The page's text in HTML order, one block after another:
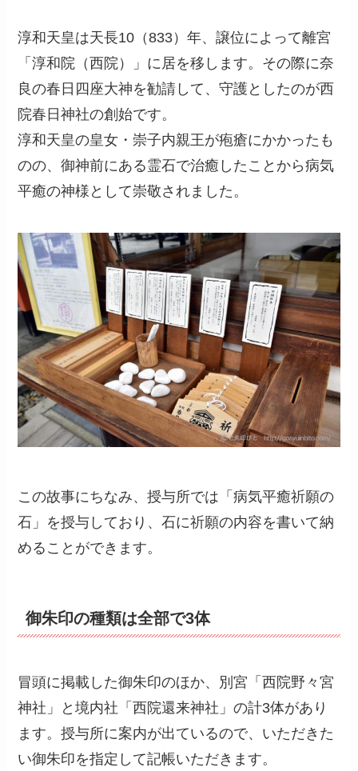
淳和天皇は天長10（833）年、譲位によって離宮
「淳和院（西院）」に居を移します。その際に奈
良の春日四座大神を勧請して、守護としたのが西
院春日神社の創始です。
淳和天皇の皇女・崇子内親王が疱瘡にかかったも
のの、御神前にある霊石で治癒したことから病気
平癒の神様として崇敬されました。
この故事にちなみ、授与所では「病気平癒祈願の
石」を授与しており、石に祈願の内容を書いて納
めることができます。
御朱印の種類は全部で3体
冒頭に掲載した御朱印のほか、別宮「西院野々宮
神社」と境内社「西院還来神社」の計3体があり
ます。授与所に案内が出ているので、いただきた
い御朱印を指定して記帳いただきます。